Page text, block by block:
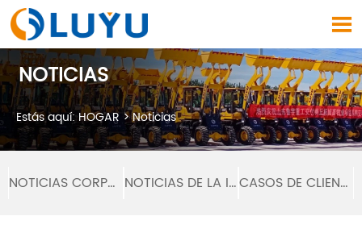

NOTICIAS
Estás aquí:HOGAR >Noticias
NOTICIAS CORPORATIVAS NOTICIAS DE LA INDUSTRIA CASOS DE CLIENTES